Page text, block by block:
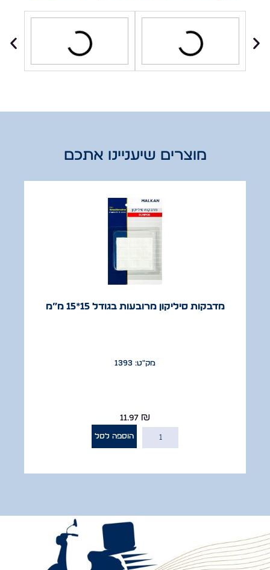
מוצרים שיעניינו אתכם
מדבקות סיליקון מרובעות בגודל 15*15 מ”מ
מק"ט: 1393
11.97₪
הוספה לסל